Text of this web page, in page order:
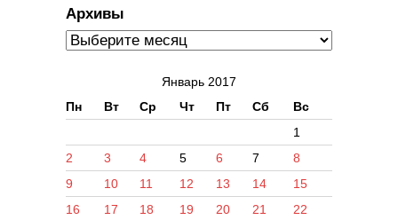
Архивы
Январь 2017
Пн
Вт Ср Чт Пт Сб Вс
1
2
3 4 5 6 7
8
9
10 11 12 13 14
15
16
17 18 19 20 21
22